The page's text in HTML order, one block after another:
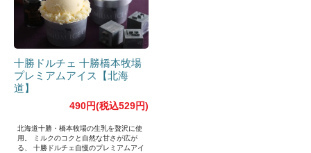
十勝ドルチェ 十勝橋本牧場
プレミアムアイス【北海
道】
490円(税込529円)
北海道十勝・橋本牧場の生乳を贅沢に使
用。 ミルクのコクと自然な甘さが広が
る、 十勝ドルチェ自慢のプレミアムアイ